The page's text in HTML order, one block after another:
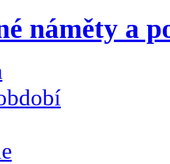
náměty a